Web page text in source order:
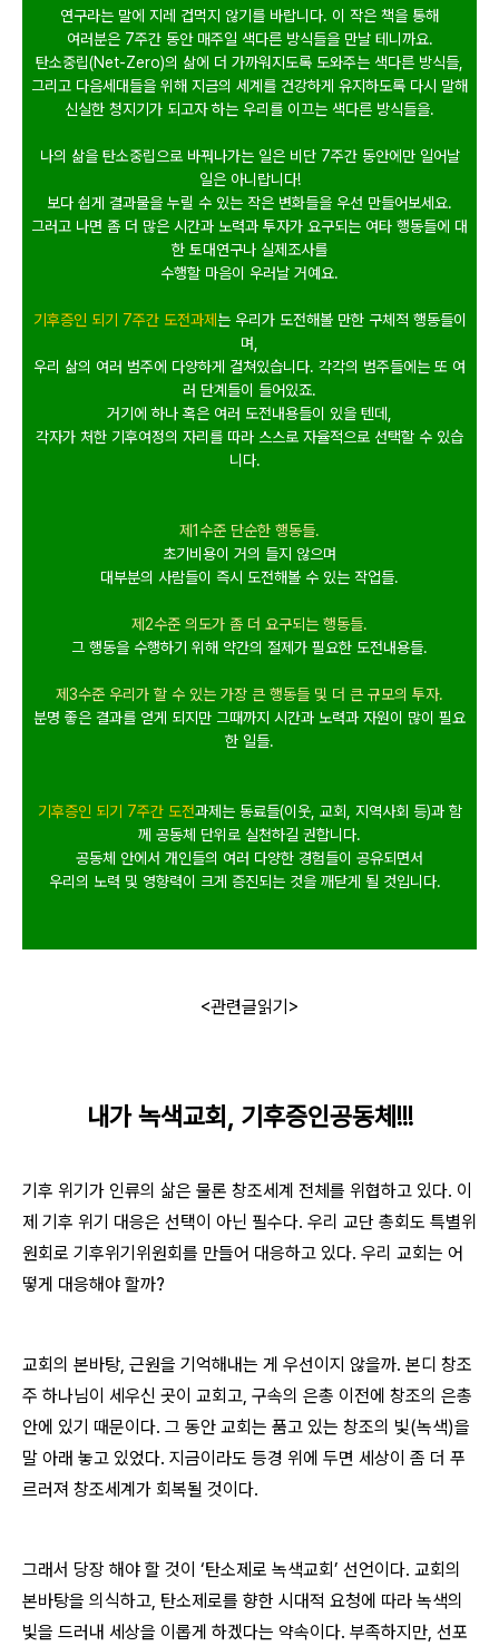
연구라는 말에 지레 겁먹지 않기를 바랍니다. 이 작은 책을 통해
여러분은 7주간 동안 매주일 색다른 방식들을 만날 테니까요.
탄소중립(Net-Zero)의 삶에 더 가까워지도록 도와주는 색다른 방식들
그리고 다음세대들을 위해 지금의 세계를 건강하게 유지하도록 다시 말해
신실한 청지기가 되고자 하는 우리를 이끄는 색다른 방식들을.
나의 삶을 탄소중립으로 바꿔나가는 일은 비단 7주간동안에만 일어날
일은 아니랍니다!
보다 쉽게 결과물을 누릴 수 있는 작은 변화들을 우선 만들어보세요.
그러고 나면 좀 더 많은 시간과 노력과 투자가 요구되는 여타 행동들에 대
한 토대연구나 실제조사를
수행할 마음이 우러날 거예요.
기후증인 되기 7주간도전과제는 우리가 도전해볼 만한 구체적 행동들이
며
우리 삶의 여러 범주에 다양하게 걸쳐있습니다. 각각의 범주들에는 또 여
러 단계들이 들어있죠.
거기에 하나 혹은 여러 도전내용들이 있을 텐데
각자가 처한 기후여정의 자리를 따라 스스로 자율적으로 선택할 수 있습
니다.
제1수준 단순한 행동들.
초기비용이 거의 들지 않으며
대부분의 사람들이 즉시 도전해볼 수 있는 작업들.
제2수준 의도가 좀 더 요구되는 행동들.
그 행동을 수행하기 위해 약간의 절제가 필요한 도전내용들.
제3수준 우리가 할 수 있는 가장 큰 행동들 및 더 큰 규모의 투자.
분명 좋은 결과를 얻게 되지만 그때까지 시간과 노력과 자원이 많이 필요
한 일들.
기후증인 되기 7주간 도전과제는 동료들(이웃, 교회 지역사회 등)과 함
께 공동체 단위로 실천하길 권합니다.
공동체 안에서 개인들의 여러 다양한 경험들이 공유되면서
우리의 노력 및 영향력이 크게 증진되는 것을 깨닫게 될 것입니다.
<관련글읽기>
내가 녹색교회, 기후증인공동체!!!
기후 위기가 인류의 삶은 물론 창조세계 전체를 위협하고 있다. 이
제 기후 위기 대응은 선택이 아닌 필수다. 우리 교단 총회도 특별위
원회로 기후위기위원회를 만들어 대응하고 있다. 우리 교회는 어
떻게 대응해야 할까?
교회의 본바탕, 근원을 기억해내는 게 우선이지 않을까. 본디 창조
주 하나님이 세우신 곳이 교회고, 구속의 은총 이전에 창조의 은총
안에 있기 때문이다. 그 동안 교회는 품고 있는 창조의 빛(녹색)을
말 아래 놓고 있었다. 지금이라도 등경 위에 두면 세상이 좀 더 푸
르러져 창조세계가 회복될 것이다.
그래서 당장 해야 할 것이 ‘탄소제로 녹색교회’ 선언이다. 교회의
본바탕을 의식하고, 탄소제로를 향한 시대적 요청에 따라 녹색의
빛을 드러내 세상을 이롭게 하겠다는 약속이다. 부족하지만, 선포